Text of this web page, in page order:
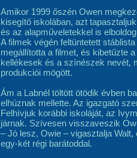
Amikor 1999 őszén Owen
kisegítő iskolában, azt
és az alapműveletekkel is
A filmek végén feltüntetett
megállította a filmet, és kibetűzte
kellékesek és a színészek nevét,
produkciói mögött.
Ám a Labnél töltött ötödik évben
elhúznak mellette. Az igazgató
Felhívjuk korábbi iskoláját, az
járnak. Szívesen visszaveszik
– Jó lesz, Owie – vigasztalja
egy-két régi barátoddal.